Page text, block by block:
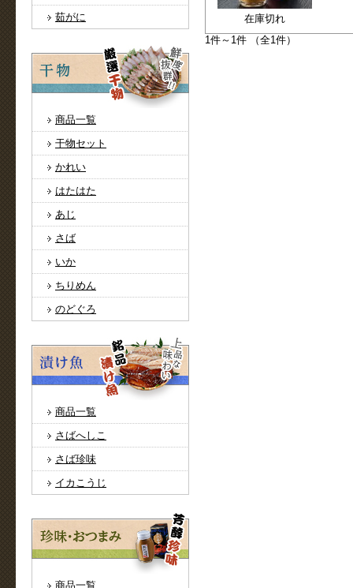
茹がに
商品一覧
干物セット
かれい
はたはた
あじ
さば
いか
ちりめん
のどぐろ
商品一覧
さばへしこ
さば珍味
イカこうじ
商品一覧
在庫切れ
1件～1件 （全1件）